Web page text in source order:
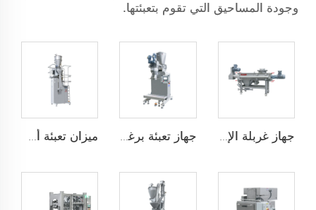
وجودة المساحيق التي تقوم بتعبئتها.
جهاز غربلة الإعصار جهاز تعبئة برغي مزدوج أفقي ميزان تعبئة أسفل